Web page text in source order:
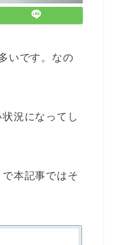
いです。なの
況になってし
本記事ではそ